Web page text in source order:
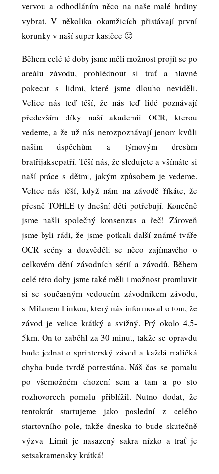
vervou a odhodláním něco na naše malé hrdiny
vybrat. V několika okamžicích přistávají první
korunky v naší super kasičce 🙂
Během celé té doby jsme měli možnost projít se po
areálu závodu, prohlédnout si trať a hlavně
pokecat s lidmi, které jsme dlouho neviděli.
Velice nás teď těší, že nás teď lidé poznávají
především díky naší akademii OCR, kterou
vedeme, a že už nás nerozpoznávají jenom kvůli
našim úspěchům a týmovým dresům
bratřijaksepatří. Těší nás, že sledujete a všímáte si
naší práce s dětmi, jakým způsobem je vedeme.
Velice nás těší, když nám na závodě říkáte, že
přesně TOHLE ty dnešní děti potřebují. Konečně
jsme našli společný konsenzus a řeč! Zároveň
jsme byli rádi, že jsme potkali další známé tváře
OCR scény a dozvěděli se něco zajímavého o
celkovém dění závodních sérií a závodů. Během
celé této doby jsme také měli i možnost promluvit
si se současným vedoucím závodníkem závodu,
s Milanem Linkou, který nás informoval o tom, že
závod je velice krátký a svižný. Prý okolo 4,5-
5km. On to zaběhl za 30 minut, takže se opravdu
bude jednat o sprinterský závod a každá maličká
chyba bude tvrdě potrestána. Náš čas se pomalu
po všemožném chození sem a tam a po sto
rozhovorech pomalu přiblížil. Nutno dodat, že
tentokrát startujeme jako poslední z celého
startovního pole, takže dneska to bude skutečně
výzva. Limit je nasazený sakra nízko a trať je
setsakramensky krátká!